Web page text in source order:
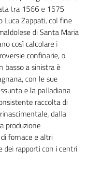
tra 1566 e 1575
Luca Zappati, col fine
di Santa Maria
così calcolare i
confinarie, o
basso a sinistra è
con le sue
e la palladiana
raccolta di
dalla
produzione
fornace e altri
dei rapporti con i centri